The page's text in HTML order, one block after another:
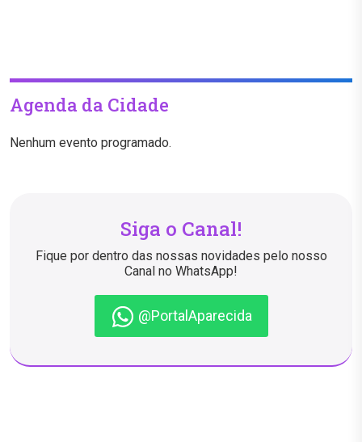
Agenda da Cidade
Nenhum evento programado.
Siga o Canal!
Fique por dentro das nossas novidades pelo nosso
Canal no WhatsApp!
@PortalAparecida